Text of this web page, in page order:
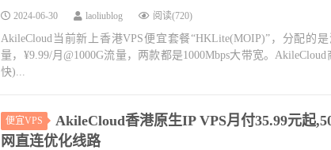
2024-06-30 laoliublog 阅读(720)
AkileCloud当前新上香港VPS便宜套餐“HKLite(MOIP)”，分配的是
量，¥9.99/月@1000G流量，两款都是1000Mbps大带宽。
快)...
便宜VPS
AkileCloud香港原生IP VPS月付35.99元起
网直连优化线路